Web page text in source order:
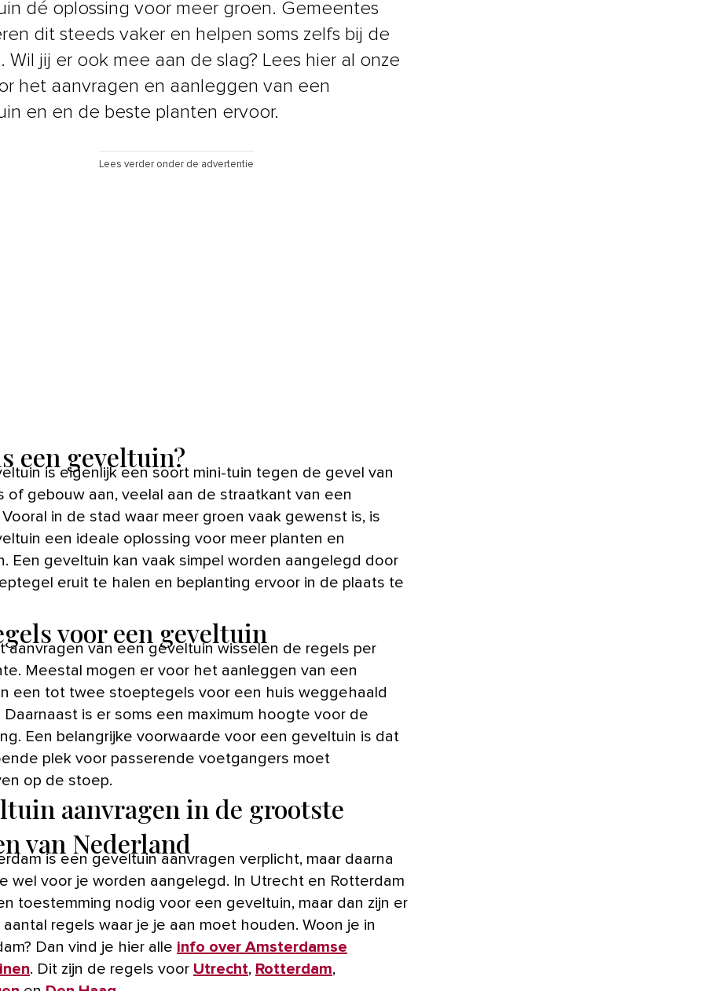
dé oplossing voor meer groen. Gemeentes
dit steeds vaker en helpen soms zelfs bij de
Wil jij er ook mee aan de slag? Lees hier al onze
het aanvragen en aanleggen van een
en en de beste planten ervoor.
Lees verder onder de advertentie
een geveltuin?
of gebouw aan, veelal aan de straatkant van een
in de stad waar meer groen vaak gewenst is, is
een ideale oplossing voor meer planten en
Een geveltuin kan vaak simpel worden aangelegd door
eruit te halen en beplanting ervoor in de plaats te
voor een geveltuin
aanvragen van een geveltuin wisselen de regels per
Meestal mogen er voor het aanleggen van een
een tot twee stoeptegels voor een huis weggehaald
Daarnaast is er soms een maximum hoogte voor de
Een belangrijke voorwaarde voor een geveltuin is dat
plek voor passerende voetgangers moet
op de stoep.
aanvragen in de grootste
van Nederland
is een geveltuin aanvragen verplicht, maar daarna
wel voor je worden aangelegd. In Utrecht en Rotterdam
toestemming nodig voor een geveltuin, maar dan zijn er
regels waar je je aan moet houden. Woon je in
Dan vind je hier alle info over Amsterdamse
. Dit zijn de regels voor Utrecht, Rotterdam,